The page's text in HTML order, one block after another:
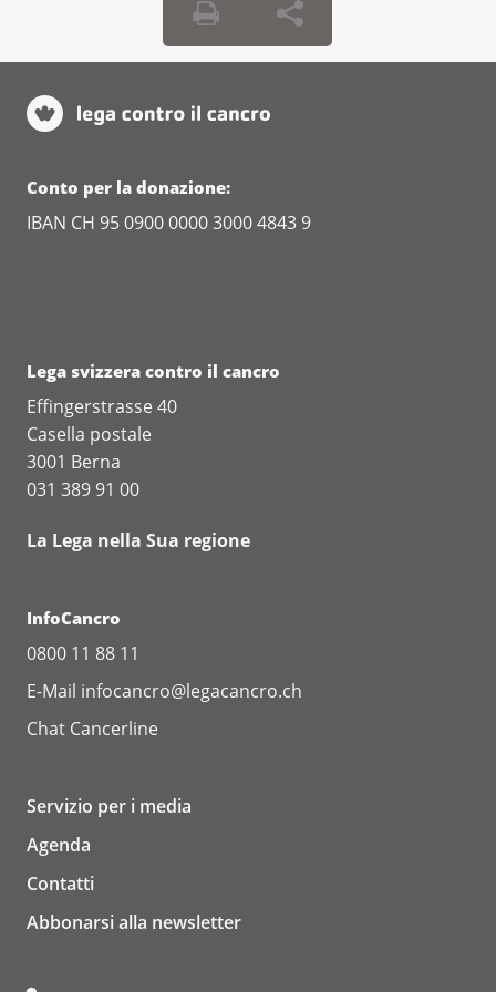
presti attenzione a una buona igiene
personale, soprattutto a un'accurata
igiene intima.
riduca il rischio di infiammazione della
vescica bevendo a sufficienza acqua o tè
indossi una mascherina che protegga il
naso e la bocca sui mezzi di trasporto
Conto per la donazione:
IBAN CH 95 0900 0000 3000 4843 9
Lega svizzera contro il cancro
Effingerstrasse 40
Casella postale
3001 Berna
031 389 91 00
La Lega nella Sua regione
InfoCancro
0800 11 88 11
E-Mail infocancro@legacancro.ch
Chat Cancerline
Servizio per i media
Agenda
Contatti
Abbonarsi alla newsletter